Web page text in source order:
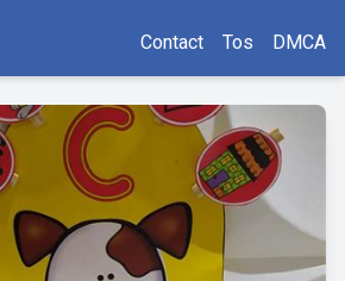
Contact Tos DMCA